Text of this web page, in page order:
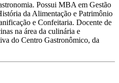
Possui MBA em Gestão
da Alimentação e Patrimônio
e Confeitaria. Docente de
na área da culinária e
do Centro Gastronômico, da